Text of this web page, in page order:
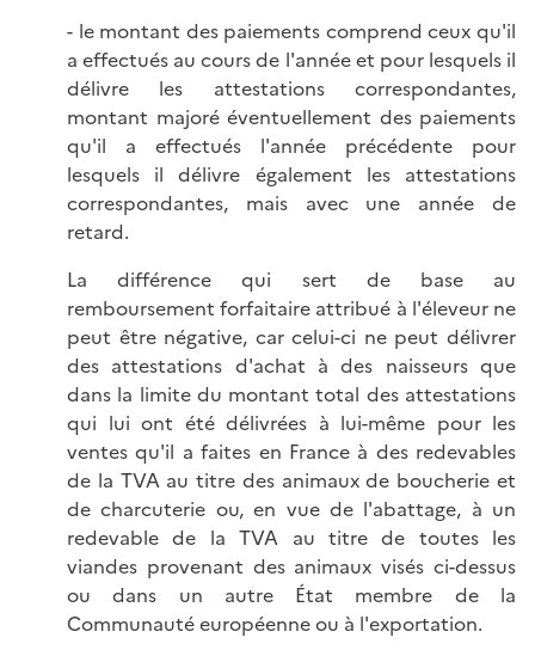
- le montant des paiements comprend ceux qu'il
a effectués au cours de l'année et pour lesquels il
délivre les attestations correspondantes,
montant majoré éventuellement des paiements
qu'il a effectués l'année précédente pour
lesquels il délivre également les attestations
correspondantes, mais avec une année de
retard.
La différence qui sert de base au
remboursement forfaitaire attribué à l'éleveur ne
peut être négative, car celui-ci ne peut délivrer
des attestations d'achat à des naisseurs que
dans la limite du montant total des attestations
qui lui ont été délivrées à lui-même pour les
ventes qu'il a faites en France à des redevables
de la TVA au titre des animaux de boucherie et
de charcuterie ou, en vue de l'abattage, à un
redevable de la TVA au titre de toutes les
viandes provenant des animaux visés ci-dessus
ou dans un autre État membre de la
Communauté européenne ou à l'exportation.